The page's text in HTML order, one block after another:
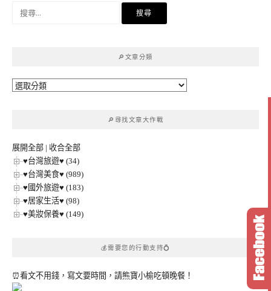
🔎文章分類
🔎
🔎尋找文章大作戰
展開全部 | 收合全部
♥台灣旅遊♥ (34)
♥台灣美食♥ (989)
♥國外旅遊♥ (183)
♥居家生活♥ (98)
♥美妝保養♥ (149)
💰需要您的行動支持💍
⏰看文不用錢，寫文要時間，請熊寶小榆吃頓晚餐！